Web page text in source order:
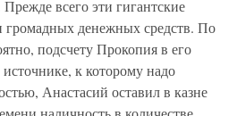
Прежде всего эти гигантские
громадных денежных средств. По
подсчету Прокопия в его
к которому надо
Анастасий оставил в казне